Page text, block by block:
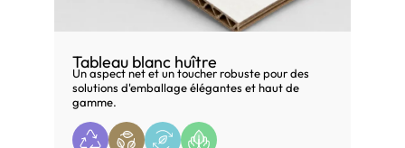
Tableau blanc huître
Un aspect net et un toucher robuste pour des
solutions d'emballage élégantes et haut de
gamme.